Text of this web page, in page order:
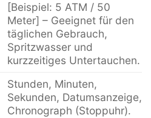
[Beispiel: 5 ATM / 50
Meter] – Geeignet für den
täglichen Gebrauch,
Spritzwasser und
kurzzeitiges Untertauchen.
Stunden, Minuten,
Sekunden, Datumsanzeige,
Chronograph (Stoppuhr).